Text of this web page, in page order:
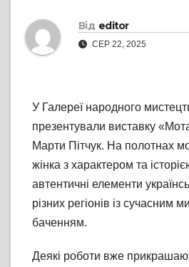
Від editor
СЕР 22, 2025
У Галереї народного
презентували виставку
Марти Пітчук. На полотнах
жінка з характером та
автентичні елементи
різних регіонів із сучасним
баченням.
Деякі роботи вже